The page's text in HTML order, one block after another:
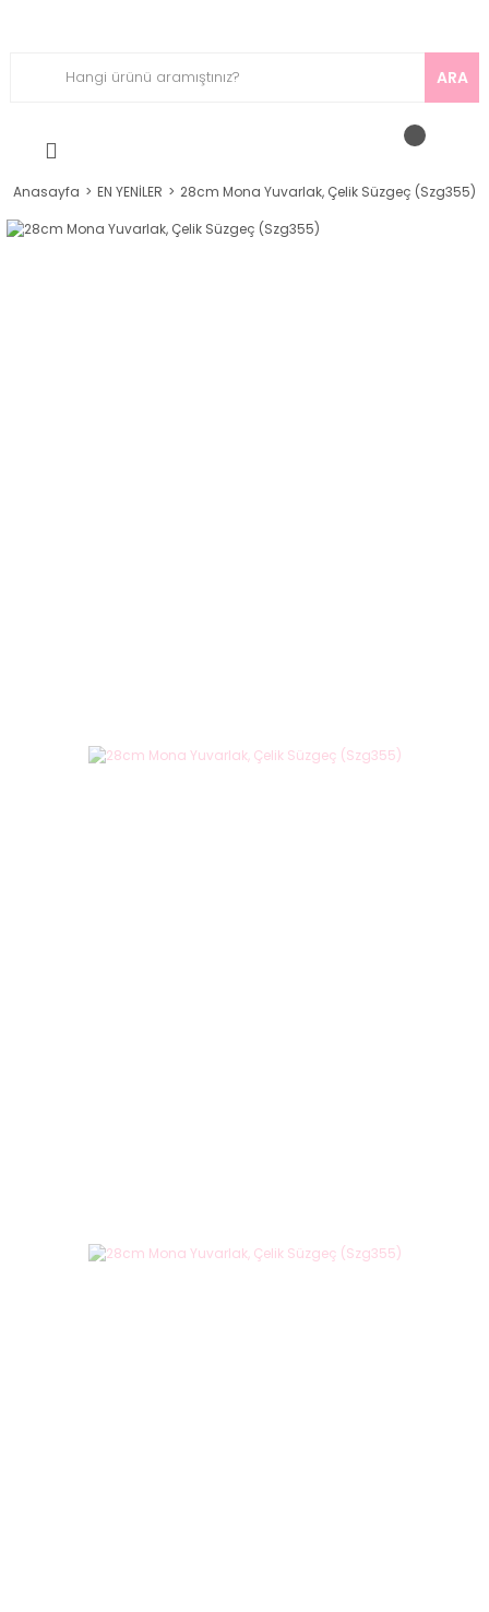
ARA
Anasayfa EN YENİLER 28cm Mona Yuvarlak, Çelik Süzgeç (Szg355)